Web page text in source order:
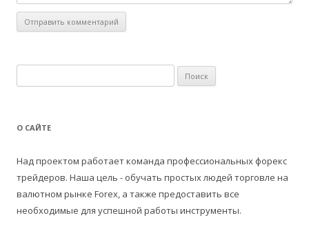
а
т
:
О САЙТЕ
Над проектом работает команда профессиональных форекс
трейдеров. Наша цель - обучать простых людей торговле на
валютном рынке Forex, а также предоставить все
необходимые для успешной работы инструменты.